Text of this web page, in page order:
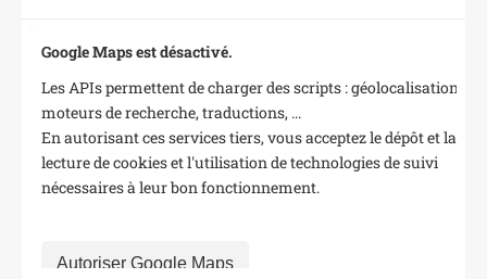
Google Maps est désactivé.
Les APIs permettent de charger des scripts : géolocalisation,
moteurs de recherche, traductions, ...
En autorisant ces services tiers, vous acceptez le dépôt et la
lecture de cookies et l'utilisation de technologies de suivi
nécessaires à leur bon fonctionnement.
Autoriser Google Maps